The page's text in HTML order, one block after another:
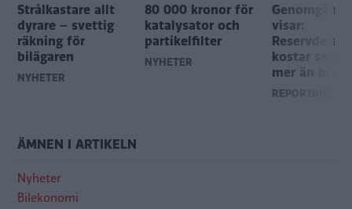
Strålkastare allt
dyrare – svettig
räkning för
bilägaren
NYHETER
80 000 kronor för
katalysator och
partikelfilter
NYHETER
visar:
kostar sex
mer än bilen
REPORTAGE
ÄMNEN I ARTIKELN
Nyheter
Bilekonomi